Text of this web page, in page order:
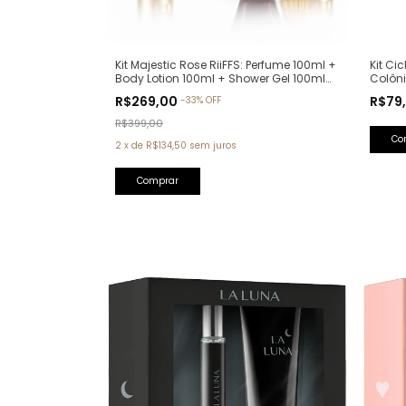
Kit Majestic Rose RiiFFS: Perfume 100ml +
Body Lotion 100ml + Shower Gel 100ml
R$269,00 -33% OFF
R$399,00
2 x de R$134,50 sem juros
Kit